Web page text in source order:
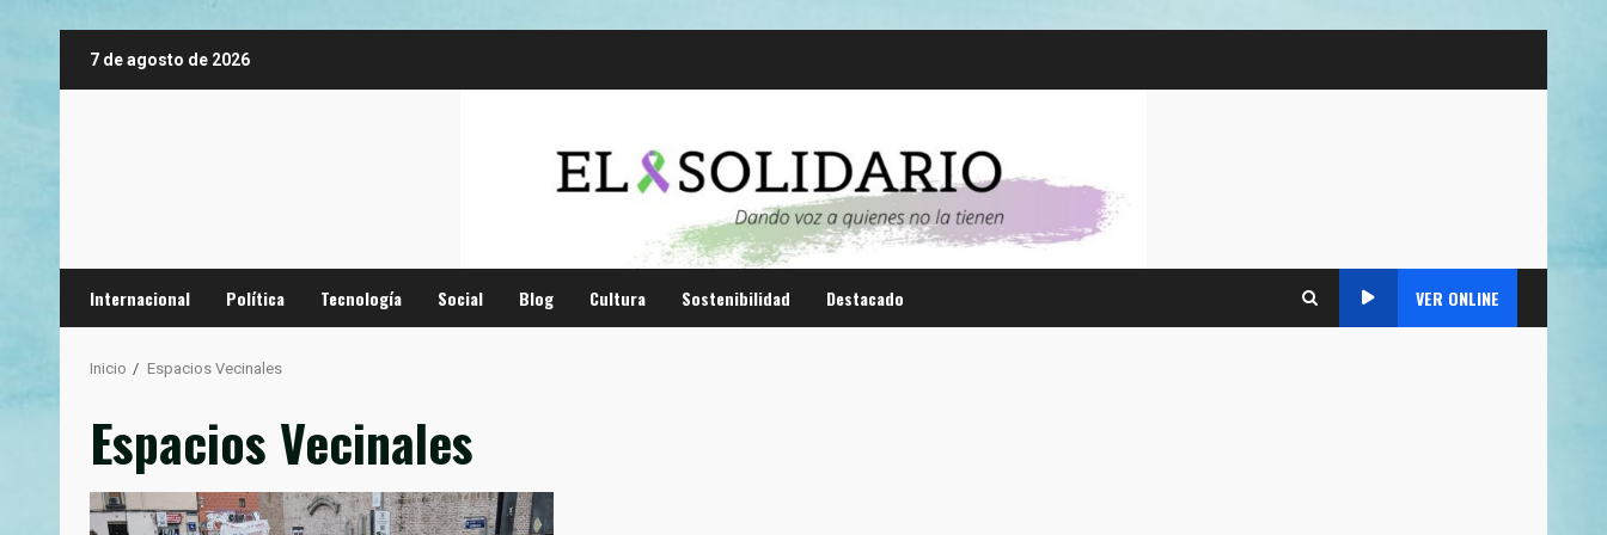
7 de agosto de 2026
Internacional Política Tecnología Social Blog Cultura Sostenibilidad Destacado VER ONLINE
Inicio Espacios Vecinales
Espacios Vecinales